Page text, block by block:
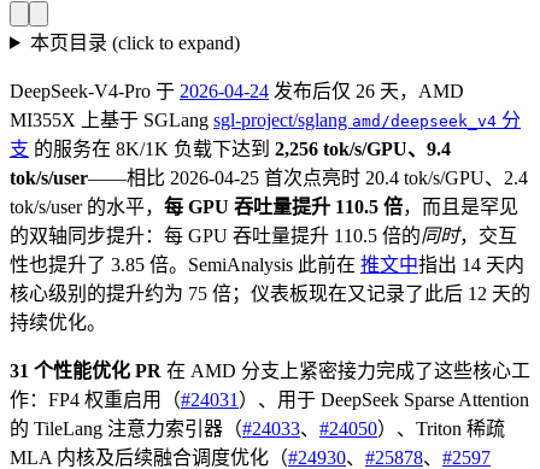
本页目录 (click to expand)
DeepSeek-V4-Pro 于 2026-04-24 发布后仅 26 天，AMD
MI355X 上基于 SGLang sgl-project/sglang amd/deepseek_v4 分
支 的服务在 8K/1K 负载下达到 2,256 tok/s/GPU、9.4
tok/s/user——相比 2026-04-25 首次点亮时 20.4 tok/s/GPU、2.4
tok/s/user 的水平， 每 GPU 吞吐量提升 110.5 倍，而且是罕见
的双轴同步提升：每 GPU 吞吐量提升 110.5 倍的同时，交互
性也提升了 3.85 倍。SemiAnalysis 此前在 推文中指出 14 天内
核心级别的提升约为 75 倍；仪表板现在又记录了此后 12 天的
持续优化。
31 个性能优化 PR 在 AMD 分支上紧密接力完成了这些核心工
作：FP4 权重启用（#24031 ）、用于 DeepSeek Sparse Attention
的 TileLang 注意力索引器（#24033、 #24050）、Triton 稀疏
MLA 内核及后续融合调度优化（#24930、 #25878、 #2597